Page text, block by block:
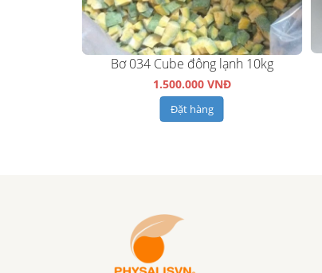
Bơ 034 Cube đông lạnh 10kg
1.500.000 VNĐ
Đặt hàng